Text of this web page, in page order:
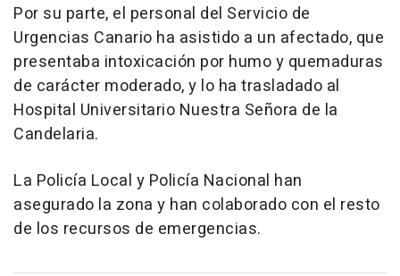
Por su parte, el personal del Servicio de
Urgencias Canario ha asistido a un afectado, que
presentaba intoxicación por humo y quemaduras
de carácter moderado, y lo ha trasladado al
Hospital Universitario Nuestra Señora de la
Candelaria.
La Policía Local y Policía Nacional han
asegurado la zona y han colaborado con el resto
de los recursos de emergencias.